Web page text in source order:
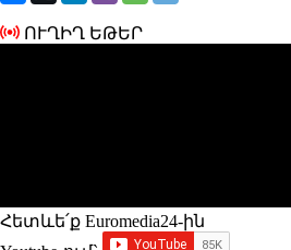
ՈՒՂԻՂ ԵԹԵՐ
Հետևե՛ք Euromedia24-ին